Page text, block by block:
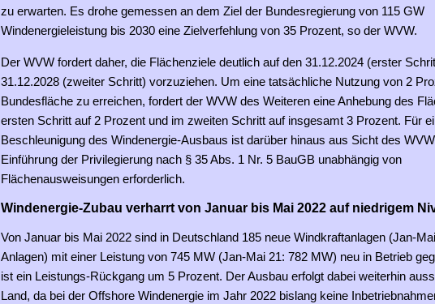
zu erwarten. Es drohe gemessen an dem Ziel der Bundesregierung von 115 GW
Windenergieleistung bis 2030 eine Zielverfehlung von 35 Prozent, so der WVW.
Der WVW fordert daher, die Flächenziele deutlich auf den 31.12.2024 (erster
31.12.2028 (zweiter Schritt) vorzuziehen. Um eine tatsächliche Nutzung von 2
Bundesfläche zu erreichen, fordert der WVW des Weiteren eine Anhebung des
ersten Schritt auf 2 Prozent und im zweiten Schritt auf insgesamt 3 Prozent. Für
Beschleunigung des Windenergie-Ausbaus ist darüber hinaus aus Sicht des
Einführung der Privilegierung nach § 35 Abs. 1 Nr. 5 BauGB unabhängig von
Flächenausweisungen erforderlich.
Windenergie-Zubau verharrt von Januar bis Mai 2022 auf niedrigem
Von Januar bis Mai 2022 sind in Deutschland 185 neue Windkraftanlagen (Jan-
Anlagen) mit einer Leistung von 745 MW (Jan-Mai 21: 782 MW) neu in Betrieb
ist ein Leistungs-Rückgang um 5 Prozent. Der Ausbau erfolgt dabei weiterhin
Land, da bei der Offshore Windenergie im Jahr 2022 bislang keine